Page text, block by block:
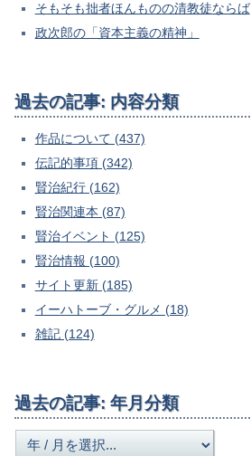
そもそも拙者ほんものの清教徒ならば
政次郎の「資本主義の精神」
過去の記事: 内容分類
作品について (437)
伝記的事項 (342)
賢治紀行 (162)
賢治関連本 (87)
賢治イベント (125)
賢治情報 (100)
サイト更新 (185)
イーハトーブ・グルメ (18)
雑記 (124)
過去の記事: 年月分類